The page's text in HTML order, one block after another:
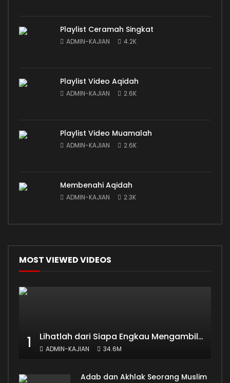
Playlist Ceramah Singkat
ADMIN-KAJIAN 4.2K
Playlist Video Aqidah
ADMIN-KAJIAN 2.6K
Playlist Video Muamalah
ADMIN-KAJIAN 2.6K
Membenahi Aqidah
ADMIN-KAJIAN 2.3K
MOST VIEWED VIDEOS
1 Lihatlah dari Siapa Engkau Mengambil Ilmu
ADMIN-KAJIAN 34.6M
Adab dan Akhlak Seorang Muslim